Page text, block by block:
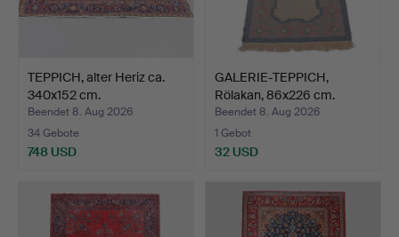
TEPPICH, alter Heriz ca.
340x152 cm.
Beendet 8. Aug 2026
34 Gebote
748 USD
GALERIE-TEPPICH,
Rölakan, 86x226 cm.
Beendet 8. Aug 2026
1 Gebot
32 USD